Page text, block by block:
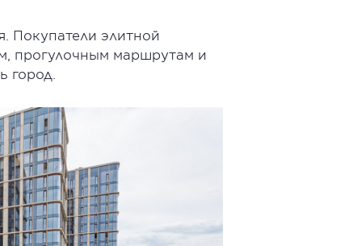
Покупатели элитной
прогулочным маршрутам и
город.